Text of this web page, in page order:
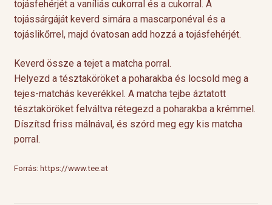
tojásfehérjét a vaníliás cukorral és a cukorral. A
tojássárgáját keverd simára a mascarponéval és a
tojáslikőrrel, majd óvatosan add hozzá a tojásfehérjét.
Keverd össze a tejet a matcha porral.
Helyezd a tésztaköröket a poharakba és locsold meg a
tejes-matchás keverékkel. A matcha tejbe áztatott
tésztaköröket felváltva rétegezd a poharakba a krémmel.
Díszítsd friss málnával, és szórd meg egy kis matcha
porral.
Forrás: https://www.tee.at